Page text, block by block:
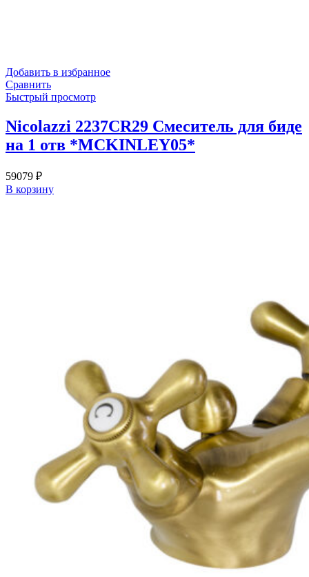
Добавить в избранное
Сравнить
Быстрый просмотр
Nicolazzi 2237CR29 Смеситель для биде
на 1 отв *MCKINLEY05*
59079 ₽
В корзину